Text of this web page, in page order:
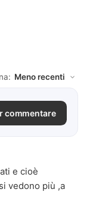
commentare
e cioè
vedono più ,a